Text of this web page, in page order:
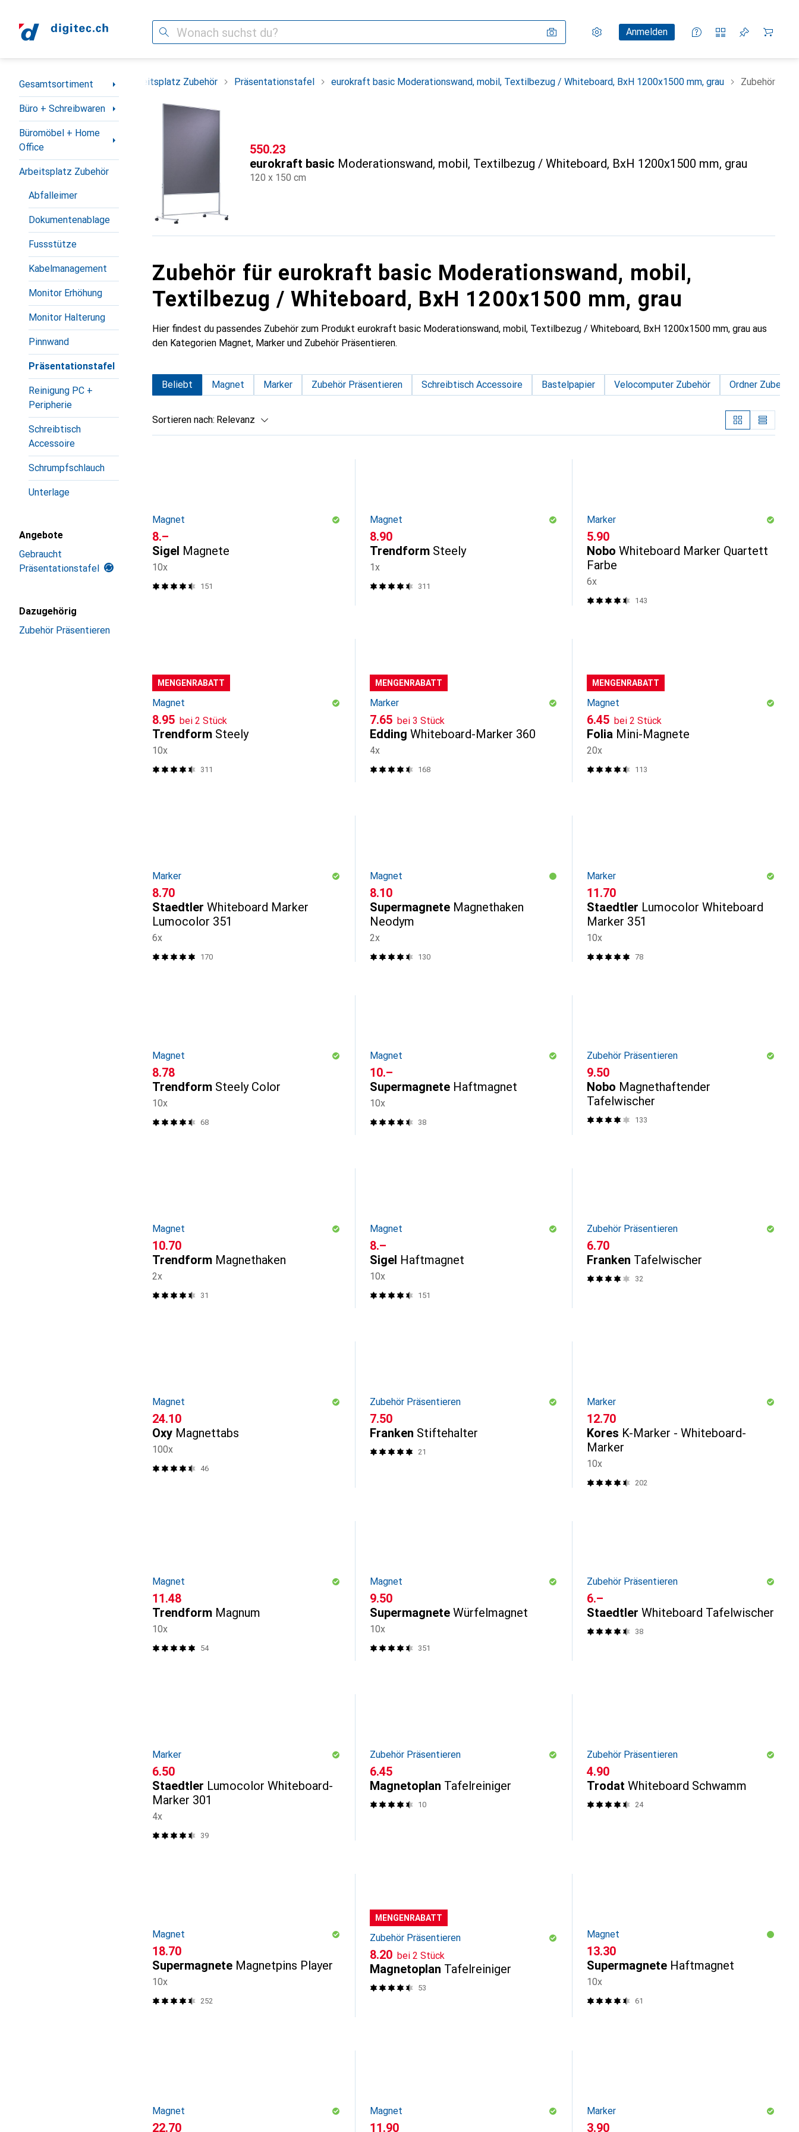
Suche Einstellungen
KundenkontoAnmelden
Vergleichslisten
Merklisten
Warenkorb
Navigation nach Kategorien
Gesamtsortiment
Büro + Schreibwaren
Büromöbel + Home
Office
Arbeitsplatz Zubehör
Abfalleimer
Dokumentenablage
Fussstütze
Kabelmanagement
Monitor Erhöhung
Monitor Halterung
Pinnwand
Präsentationstafel
Reinigung PC +
Peripherie
Schreibtisch
Accessoire
Schrumpfschlauch
Unterlage
Angebote
Gebraucht
Präsentationstafel
Dazugehörig
Zubehör Präsentieren
Büromöbel + Home Office Arbeitsplatz Zubehör Präsentationstafel eurokraft basic Moderationswand, mobil, Textilbezug / Whiteboard, BxH 1200x1500 mm, grau Zubehör
CHF
550.23
eurokraft basic Moderationswand, mobil, Textilbezug / Whiteboard, BxH 1200x1500 mm, grau
120 x 150 cm
Zubehör für eurokraft basic Moderationswand, mobil,
Textilbezug / Whiteboard, BxH 1200x1500 mm, grau
Hier findest du passendes Zubehör zum Produkt eurokraft basic Moderationswand, mobil, Textilbezug / Whiteboard, BxH 1200x1500 mm, grau aus
den Kategorien Magnet, Marker und Zubehör Präsentieren.
Beliebt Magnet Marker Zubehör Präsentieren Schreibtisch Accessoire Bastelpapier Velocomputer Zubehör Ordner Zubehör
Sortieren nach: Relevanz
Magnet
CHF
8.–
Sigel Magnete
10x
151
Magnet
CHF
8.90
Trendform Steely
1x
311
Marker
CHF
5.90
Nobo Whiteboard Marker Quartett
Farbe
6x
143
MENGENRABATT
Magnet
CHF
8.95 bei 2 Stück
Trendform Steely
10x
311
MENGENRABATT
Marker
CHF
7.65 bei 3 Stück
Edding Whiteboard-Marker 360
4x
168
MENGENRABATT
Magnet
CHF
6.45 bei 2 Stück
Folia Mini-Magnete
20x
113
Marker
CHF
8.70
Staedtler Whiteboard Marker
Lumocolor 351
6x
170
Magnet
CHF
8.10
Supermagnete Magnethaken
Neodym
2x
130
Marker
CHF
11.70
Staedtler Lumocolor Whiteboard
Marker 351
10x
78
Magnet
CHF
8.78
Trendform Steely Color
10x
68
Magnet
CHF
10.–
Supermagnete Haftmagnet
10x
38
Zubehör Präsentieren
CHF
9.50
Nobo Magnethaftender
Tafelwischer
133
Magnet
CHF
10.70
Trendform Magnethaken
2x
31
Magnet
CHF
8.–
Sigel Haftmagnet
10x
151
Zubehör Präsentieren
CHF
6.70
Franken Tafelwischer
32
Magnet
CHF
24.10
Oxy Magnettabs
100x
46
Zubehör Präsentieren
CHF
7.50
Franken Stiftehalter
21
Marker
CHF
12.70
Kores K-Marker - Whiteboard-
Marker
10x
202
Magnet
CHF
11.48
Trendform Magnum
10x
54
Magnet
CHF
9.50
Supermagnete Würfelmagnet
10x
351
Zubehör Präsentieren
CHF
6.–
Staedtler Whiteboard Tafelwischer
38
Marker
CHF
6.50
Staedtler Lumocolor Whiteboard-
Marker 301
4x
39
Zubehör Präsentieren
CHF
6.45
Magnetoplan Tafelreiniger
10
Zubehör Präsentieren
CHF
4.90
Trodat Whiteboard Schwamm
24
Magnet
CHF
18.70
Supermagnete Magnetpins Player
10x
252
MENGENRABATT
Zubehör Präsentieren
CHF
8.20 bei 2 Stück
Magnetoplan Tafelreiniger
53
Magnet
CHF
13.30
Supermagnete Haftmagnet
10x
61
Magnet
CHF
22.70
Magnet
CHF
11.90
Marker
CHF
3.90